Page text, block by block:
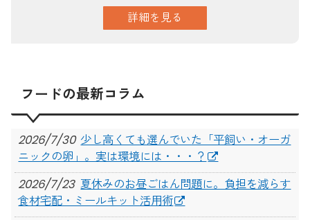
詳細を見る
フードの最新コラム
2026/7/30 少し高くても選んでいた「平飼い・オーガ
ニックの卵」。実は環境には・・・？
2026/7/23 夏休みのお昼ごはん問題に。負担を減らす
食材宅配・ミールキット活用術